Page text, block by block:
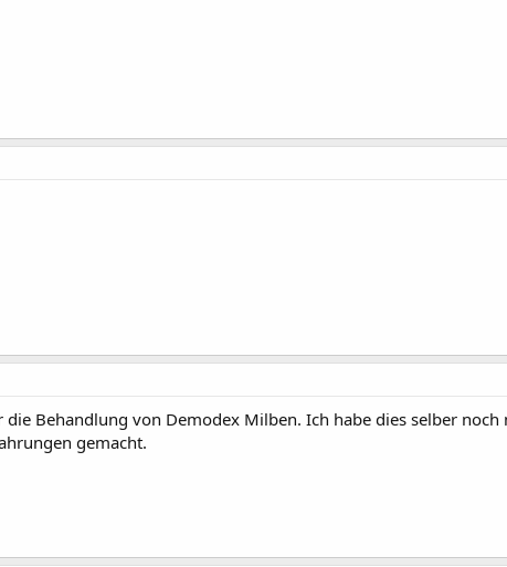
die Behandlung von Demodex Milben. Ich habe dies selber noch
gemacht.